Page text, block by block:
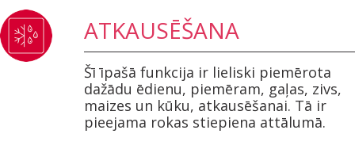
ATKAUSĒŠANA
Šī īpašā funkcija ir lieliski piemērota
dažādu ēdienu, piemēram, gaļas, zivs,
maizes un kūku, atkausēšanai. Tā ir
pieejama rokas stiepiena attālumā.